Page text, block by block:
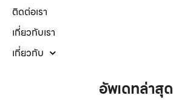
ติดต่อเรา
เกี่ยวกับเรา
เกี่ยวกับ
อัพเดทล่าสุด